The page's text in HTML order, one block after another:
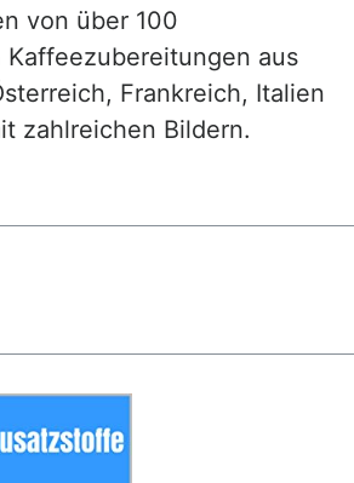
von über 100
aus
Frankreich, Italien
zahlreichen Bildern.